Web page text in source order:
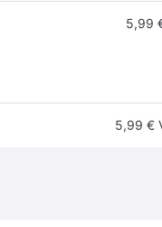
5,99
5,99 €